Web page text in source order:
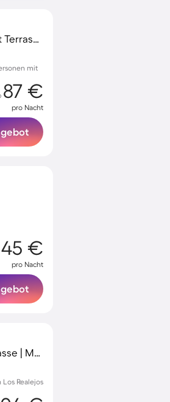
Familienorientiertes schönes Apartment mit Terrasse
mit
87 €
pro Nacht
45 €
pro Nacht
Apartment mit schnellem Internet und Terrasse | Meerblick
Realejos